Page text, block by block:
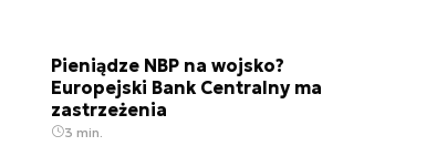
Pieniądze NBP na wojsko?
Europejski Bank Centralny ma
zastrzeżenia
3 min.